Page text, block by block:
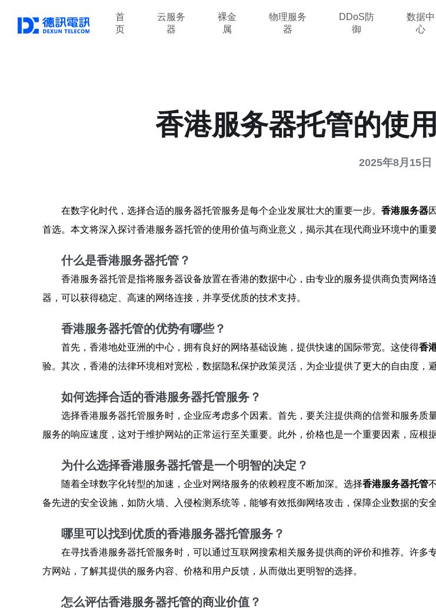
首
页
云服务
器
裸金
属
物理服务
器
DDoS防
御
数据中
心
香港服务器托管的使
2025年8月15日
在数字化时代，选择合适的服务器托管服务是每个企业发展壮大的重要一步。 香港服务器
首选。本文将深入探讨香港服务器托管的使用价值与商业意义，揭示其在现代商业环境中的重要
什么是香港服务器托管？
香港服务器托管是指将服务器设备放置在香港的数据中心，由专业的服务提供商负责网
器，可以获得稳定、高速的网络连接，并享受优质的技术支持。
香港服务器托管的优势有哪些？
首先，香港地处亚洲的中心，拥有良好的网络基础设施，提供快速的国际带宽。这使得香
验。其次，香港的法律环境相对宽松，数据隐私保护政策灵活，为企业提供了更大的自由度，
如何选择合适的香港服务器托管服务？
选择香港服务器托管服务时，企业应考虑多个因素。首先，要关注提供商的信誉和服务
服务的响应速度，这对于维护网站的正常运行至关重要。此外，价格也是一个重要因素，应根
为什么选择香港服务器托管是一个明智的决定？
随着全球数字化转型的加速，企业对网络服务的依赖程度不断加深。选择香港服务器托管
备先进的安全设施，如防火墙、入侵检测系统等，能够有效抵御网络攻击，保障企业数据的安全
哪里可以找到优质的香港服务器托管服务？
在寻找香港服务器托管服务时，可以通过互联网搜索相关服务提供商的评价和推荐。许
方网站，了解其提供的服务内容、价格和用户反馈，从而做出更明智的选择。
怎么评估香港服务器托管的商业价值？